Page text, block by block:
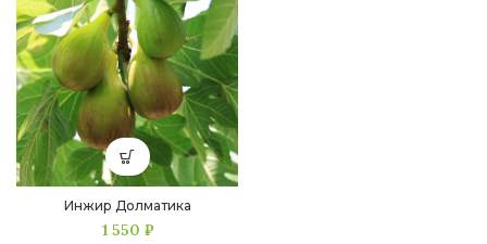
Инжир Долматика
1 550 ₽